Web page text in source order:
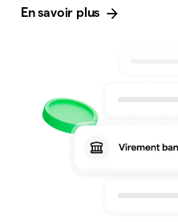
En savoir plus